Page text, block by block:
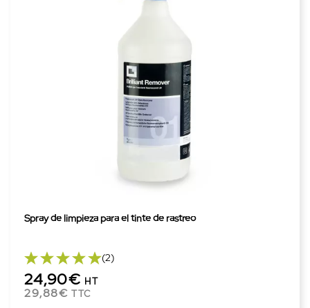
Spray de limpieza para el tinte de rastreo
(2)
24,90€ HT
29,88€ TTC